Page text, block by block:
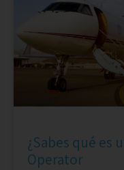
¿Sabes qué es
Operator